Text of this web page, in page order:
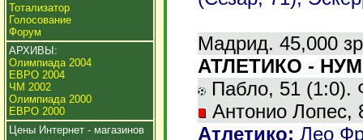
Тотализатор
Голосование
Форум
АРХИВЫ:
Олимпиада 2004
ЕВРО 2004
ЧМ 2002
Олимпиада 2000
ЕВРО 2000
Цены Интернет - магазинов
Мадрид. 45,000
АТЛЕТИКО -
Пабло, 51 (1:0).
Антонио Лопес,
Атлетико: Лео